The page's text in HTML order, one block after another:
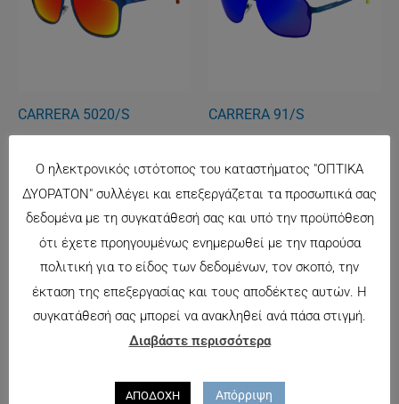
CARRERA 5020/S CARRERA 91/S
ΕΚΤΌΣ ΑΠΟΘΈΜΑΤΟΣ
EMPORIO ARMANI 4047
Προσφορά!
Προσφορά!
RAY BAN 2447 1160
Original
price
204.00€.
Η
τρέχουσα
είναι:
145.00€.
Ο ηλεκτρονικός ιστότοπος του καταστήματος "ΟΠΤΙΚΑ
ΔΥΟΡΑΤΟΝ" συλλέγει και επεξεργάζεται τα προσωπικά σας
δεδομένα με τη συγκατάθεσή σας και υπό την προϋπόθεση
ότι έχετε προηγουμένως ενημερωθεί με την παρούσα
πολιτική για το είδος των δεδομένων, τον σκοπό, την
έκταση της επεξεργασίας και τους αποδέκτες αυτών. Η
συγκατάθεσή σας μπορεί να ανακληθεί ανά πάσα στιγμή.
Διαβάστε περισσότερα
ΑΠΟΔΟΧΗ Απόρριψη